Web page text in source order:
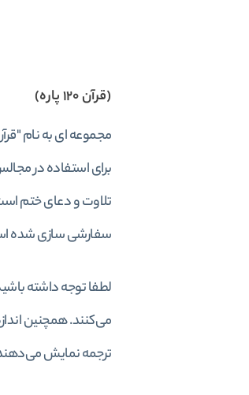
(قرآن 120 پاره)
برای استفاده در
تلاوت و دعای ختم
سفارشی سازی شده است
لطفا توجه داشته
می‌کنند. همچنین
ترجمه نمایش